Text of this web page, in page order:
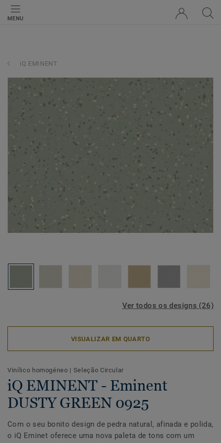
MENU
iQ EMINENT
Ver todos os designs (26)
VISUALIZAR EM QUARTO
Vinílico homogéneo | Seleção Circular
iQ EMINENT - Eminent
DUSTY GREEN 0925
Com o seu bonito design de pedra natural, afinada e polida,
o iQ Eminet oferece uma nova paleta de tons com um